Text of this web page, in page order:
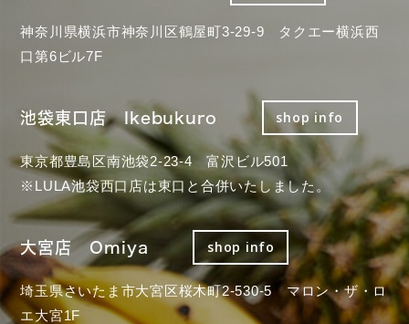
神奈川県横浜市神奈川区鶴屋町3-29-9 タクエー横浜西
口第6ビル7F
池袋東口店 Ikebukuro shop info
東京都豊島区南池袋2-23-4 富沢ビル501
※LULA池袋西口店は東口と合併いたしました。
大宮店 Omiya shop info
埼玉県さいたま市大宮区桜木町2-530-5 マロン・ザ・ロ
エ大宮1F